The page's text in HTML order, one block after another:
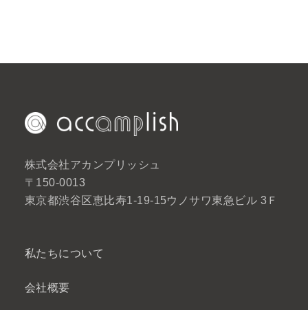
株式会社アカンプリッシュ
〒150-0013
東京都渋谷区恵比寿1-19-15ウノサワ東急ビル 3Ｆ
私たちについて
会社概要